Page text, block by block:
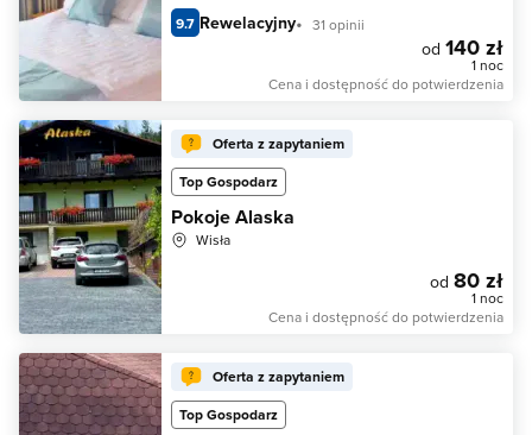
9.7 Rewelacyjny 31 opinii
od 140 zł
1 noc
Cena i dostępność do potwierdzenia
Oferta z zapytaniem
Top Gospodarz
Pokoje Alaska
Wisła
od 80 zł
1 noc
Cena i dostępność do potwierdzenia
Oferta z zapytaniem
Top Gospodarz